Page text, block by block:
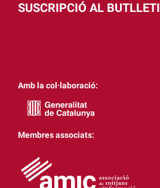
SUSCRIPCIÓ AL BUTLLETI
Amb la col·laboració:
Membres associats: